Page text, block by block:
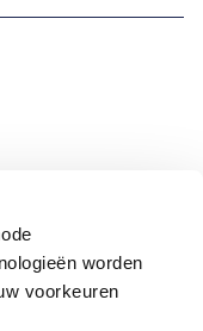
worden
voorkeuren
biedt
subtiele
met een
is dit overhemd
Gemaakt